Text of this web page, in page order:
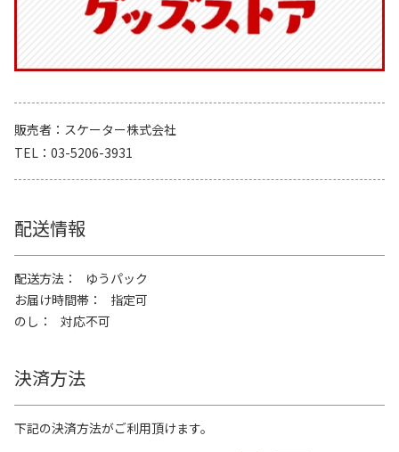
販売者
スケーター株式会社
TEL
03-5206-3931
配送情報
配送方法
ゆうパック
お届け時間帯
指定可
のし
対応不可
決済方法
下記の決済方法がご利用頂けます。